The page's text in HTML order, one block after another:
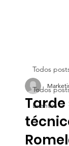
Todos
Eventos
Todos